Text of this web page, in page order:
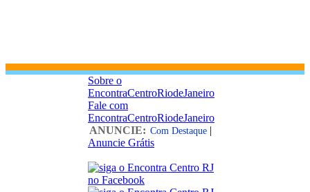
Sobre o
EncontraCentroRiodeJaneiro
Fale com
EncontraCentroRiodeJaneiro
ANUNCIE: Com Destaque |
Anuncie Grátis